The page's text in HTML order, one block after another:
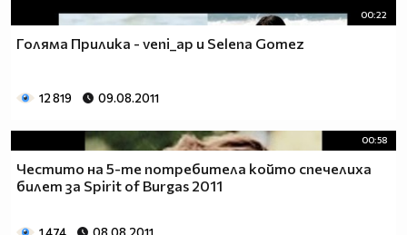
00:22
Голяма Прилика - veni_ap и Selena Gomez
12 819 09.08.2011
00:58
Честито на 5-те потребитела който спечелиха
билет за Spirit of Burgas 2011